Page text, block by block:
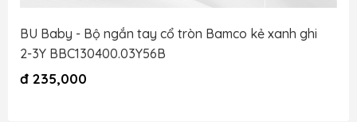
BU Baby - Bộ ngắn tay cổ tròn Bamco kẻ xanh ghi
2-3Y BBC130400.03Y56B
đ 235,000